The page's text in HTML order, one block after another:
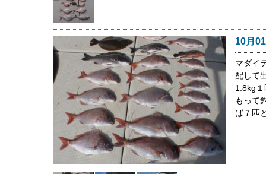
10月
マダイ
配して
1.8kg
もって
ば７匹